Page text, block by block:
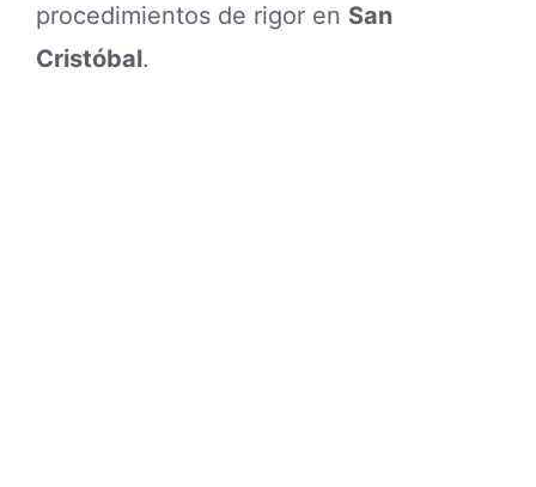
procedimientos de rigor en San
Cristóbal.